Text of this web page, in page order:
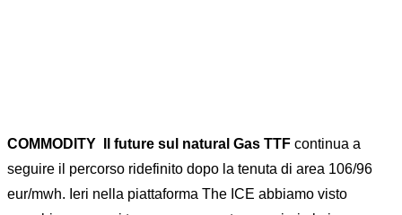
COMMODITY Il future sul natural Gas TTF continua a
seguire il percorso ridefinito dopo la tenuta di area 106/96
eur/mwh. Ieri nella piattaforma The ICE abbiamo visto